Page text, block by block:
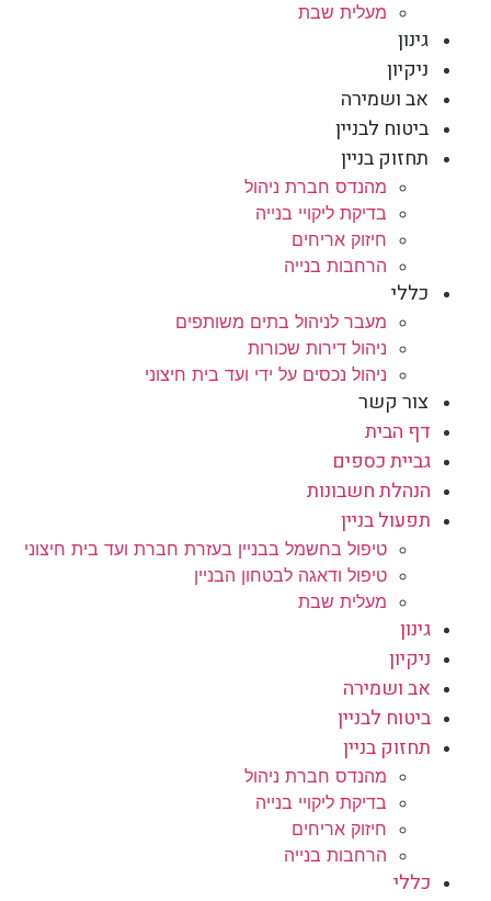
מעלית שבת
גינון
ניקיון
אב ושמירה
ביטוח לבניין
תחזוק בניין
מהנדס חברת ניהול
בדיקת ליקויי בנייה
חיזוק אריחים
הרחבות בנייה
כללי
מעבר לניהול בתים משותפים
ניהול דירות שכורות
ניהול נכסים על ידי ועד בית חיצוני
צור קשר
דף הבית
גביית כספים
הנהלת חשבונות
תפעול בניין
טיפול בחשמל בבניין בעזרת חברת ועד בית חיצוני
טיפול ודאגה לבטחון הבניין
מעלית שבת
גינון
ניקיון
אב ושמירה
ביטוח לבניין
תחזוק בניין
מהנדס חברת ניהול
בדיקת ליקויי בנייה
חיזוק אריחים
הרחבות בנייה
כללי